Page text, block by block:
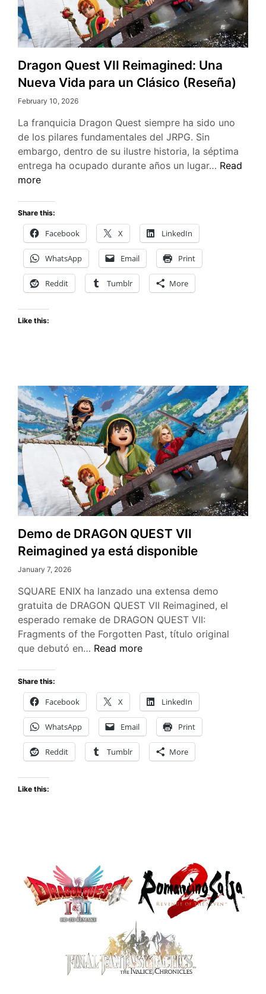
Dragon Quest VII Reimagined: Una
Nueva Vida para un Clásico (Reseña)
February 10, 2026
La franquicia Dragon Quest siempre ha sido uno
de los pilares fundamentales del JRPG. Sin
embargo, dentro de su ilustre historia, la séptima
entrega ha ocupado durante años un lugar… Dragon
Read
more
Share this:
Facebook X LinkedIn
WhatsApp Email Print
Reddit Tumblr More
Like this:
Demo de DRAGON QUEST VII
Reimagined ya está disponible
January 7, 2026
SQUARE ENIX ha lanzado una extensa demo
gratuita de DRAGON QUEST VII Reimagined, el
esperado remake de DRAGON QUEST VII:
Fragments of the Forgotten Past, título original
que debutó en… Demo
QUEST
VII
Reimagined
ya
está
disponible
Read more
Share this:
Facebook X LinkedIn
WhatsApp Email Print
Reddit Tumblr More
Like this: